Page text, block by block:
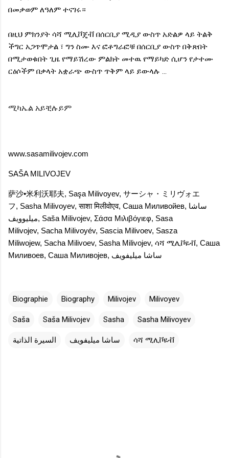
በመቃወም ለዓለም ተናገሩ።
በዚህ ምክንያት ሳሻ ሚሊቮጄቭ በሰርቢያ ሚዲያ ውስጥ አድልዎ ላይ ትልቅ
ችግር አጋጥሞታል ፣ ግን ስሙ እና ፎቶግራፎቹ በሰርቢያ ውስጥ በቅጽበት
በሚታወቁበት ጊዜ የማይሽረው ምልክት መተዉ የማይካድ ሲሆን የታተሙ
ርዕሶችም በቃላት አቋራጭ ውስጥ ጥቅም ላይ ይውላሉ ...
ሚካኤል አይቺሉይም
www.sasamilivojev.com
SAŠA MILIVOJEV
萨沙•米利沃耶夫, Saşa Milivoyev, サーシャ・ミリヴォエ
フ, Sasha Milivoyev,साशा मिलीवोएव, Саша Миливойев, ساشا
میلیوویف, Saša Milivojev, Σάσα Μιλιβόγιεφ, Sasa
Milivojev, Sacha Milivoyév, Sascia Milivoev, Sasza
Miliwojew, Sacha Milivoev, Sasha Milivojev, ሳሻ ሚሊቮዬቭ, Саша
Миливоев, Саша Миливојев, ساشا ميليفويف
Biographie Biography Milivojev Milivoyev
Saša Saša Milivojev Sasha Sasha Milivoyev
السيرة الذاتية ساشا ميليفويف ሳሻ ሚሊቮዬቭ